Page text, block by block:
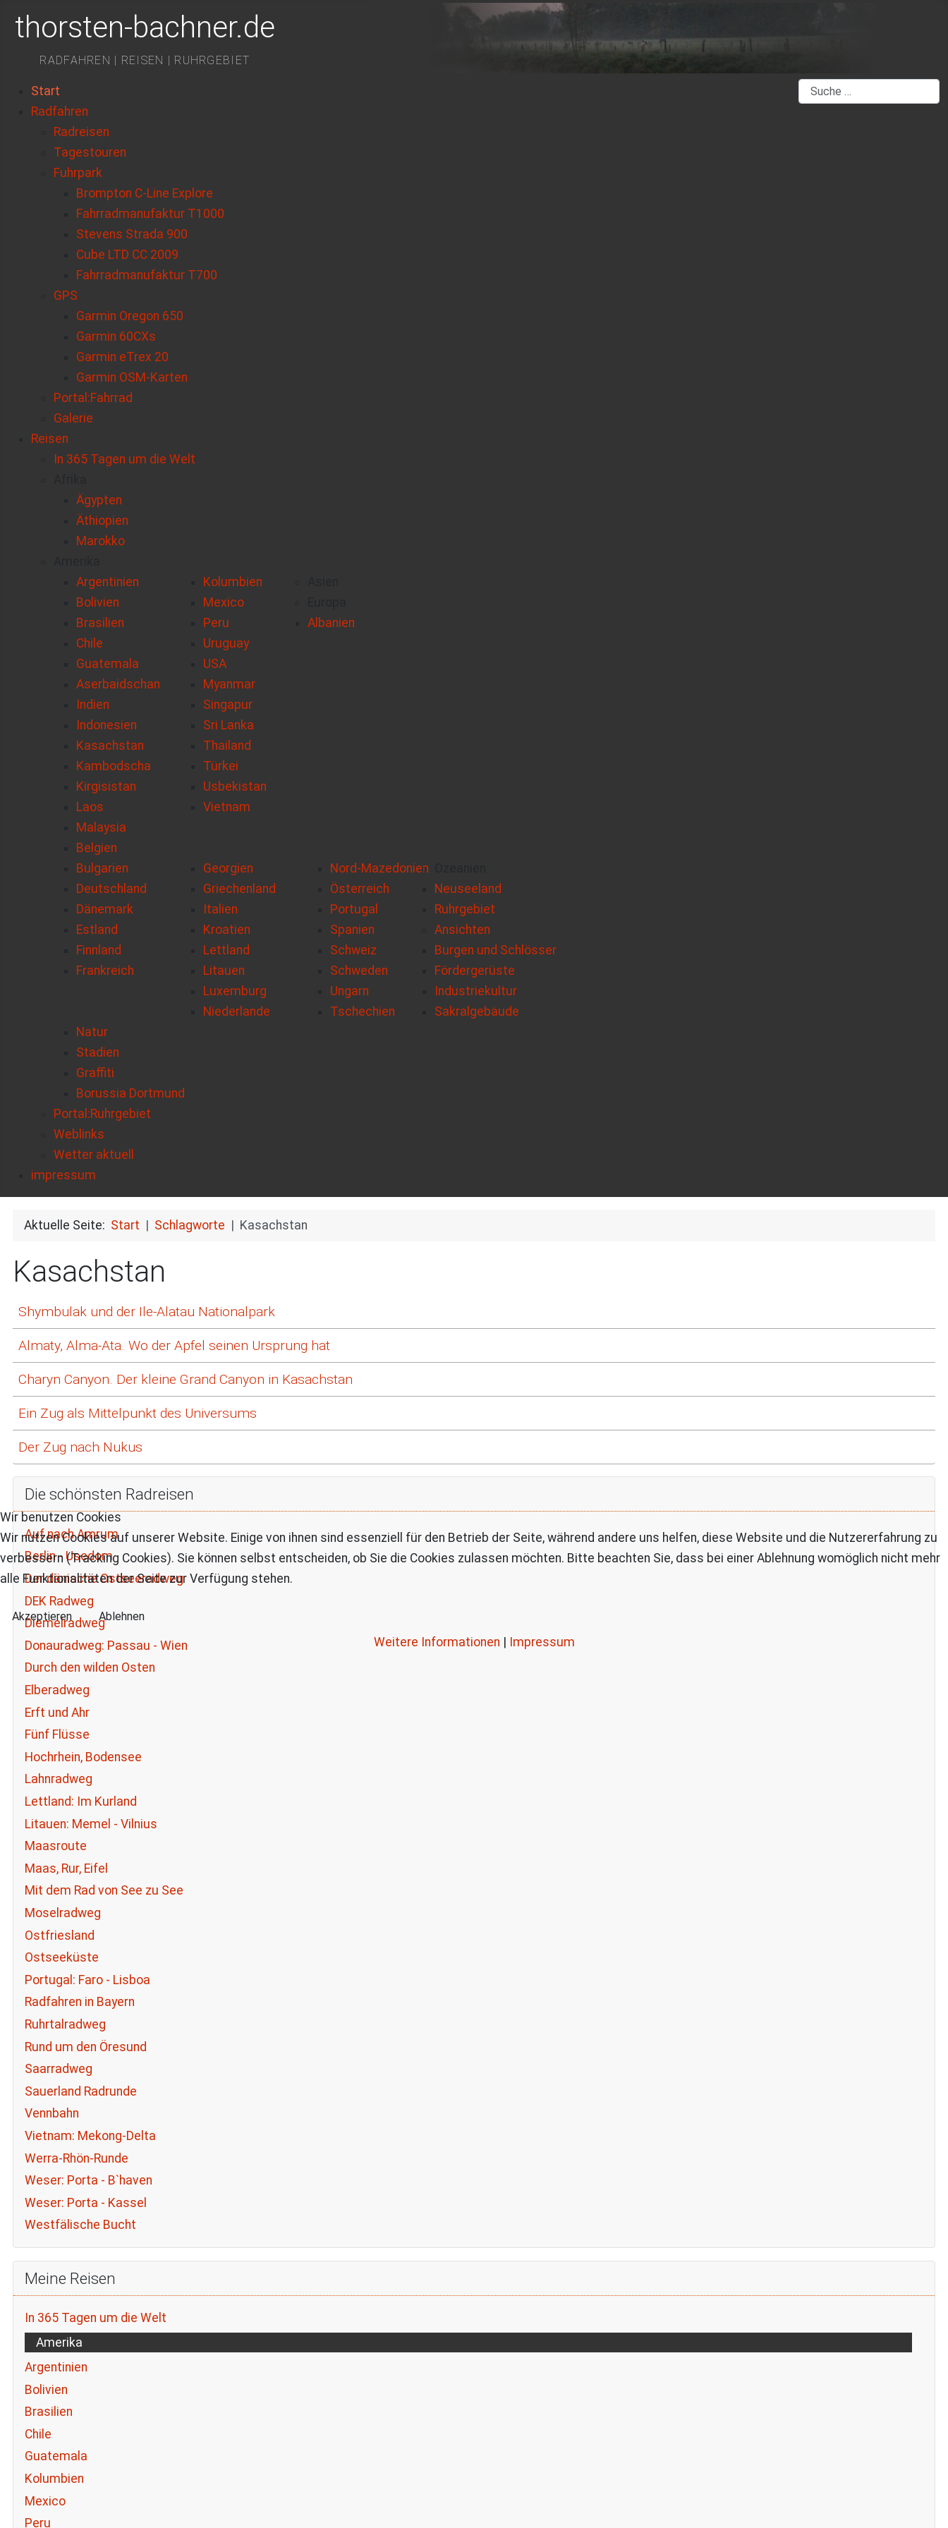
thorsten-bachner.de
RADFAHREN | REISEN | RUHRGEBIET
Start
Radfahren
Radreisen
Tagestouren
Fuhrpark
Brompton C-Line Explore
Fahrradmanufaktur T1000
Stevens Strada 900
Cube LTD CC 2009
Fahrradmanufaktur T700
GPS
Garmin Oregon 650
Garmin 60CXs
Garmin eTrex 20
Garmin OSM-Karten
Portal:Fahrrad
Galerie
Reisen
In 365 Tagen um die Welt
Ägypten
Äthiopien
Marokko
Argentinien
Bolivien
Brasilien
Chile
Guatemala
Kolumbien
Mexico
Peru
Uruguay
USA
Aserbaidschan
Indien
Indonesien
Kasachstan
Kambodscha
Kirgisistan
Laos
Malaysia
Myanmar
Singapur
Sri Lanka
Thailand
Türkei
Usbekistan
Vietnam
Albanien
Belgien
Bulgarien
Deutschland
Dänemark
Estland
Finnland
Frankreich
Georgien
Griechenland
Italien
Kroatien
Lettland
Litauen
Luxemburg
Niederlande
Nord-Mazedonien
Österreich
Portugal
Spanien
Schweiz
Schweden
Ungarn
Tschechien
Neuseeland
Ruhrgebiet
Ansichten
Burgen und Schlösser
Fördergerüste
Industriekultur
Sakralgebäude
Natur
Stadien
Graffiti
Borussia Dortmund
Portal:Ruhrgebiet
Weblinks
Wetter aktuell
impressum
Suchen
Aktuelle Seite: Start Schlagworte Kasachstan
Kasachstan
Shymbulak und der Ile-Alatau Nationalpark
Almaty, Alma-Ata. Wo der Apfel seinen Ursprung hat
Charyn Canyon. Der kleine Grand Canyon in Kasachstan
Ein Zug als Mittelpunkt des Universums
Der Zug nach Nukus
Die schönsten Radreisen
Auf nach Amrum
Berlin - Usedom
Der dänische Ostseeradweg
DEK Radweg
Diemelradweg
Donauradweg: Passau - Wien
Durch den wilden Osten
Elberadweg
Erft und Ahr
Fünf Flüsse
Hochrhein, Bodensee
Lahnradweg
Lettland: Im Kurland
Litauen: Memel - Vilnius
Maasroute
Maas, Rur, Eifel
Mit dem Rad von See zu See
Moselradweg
Ostfriesland
Ostseeküste
Portugal: Faro - Lisboa
Radfahren in Bayern
Ruhrtalradweg
Rund um den Öresund
Saarradweg
Sauerland Radrunde
Vennbahn
Vietnam: Mekong-Delta
Werra-Rhön-Runde
Weser: Porta - B`haven
Weser: Porta - Kassel
Westfälische Bucht
Meine Reisen
In 365 Tagen um die Welt
Amerika
Argentinien
Bolivien
Brasilien
Chile
Guatemala
Kolumbien
Mexico
Peru
Wir benutzen Cookies
Wir nutzen Cookies auf unserer Website. Einige von ihnen sind essenziell für den Betrieb der Seite, während andere uns helfen, diese Website und die Nutzererfahrung zu
verbessern (Tracking Cookies). Sie können selbst entscheiden, ob Sie die Cookies zulassen möchten. Bitte beachten Sie, dass bei einer Ablehnung womöglich nicht mehr
alle Funktionalitäten der Seite zur Verfügung stehen.
Akzeptieren Ablehnen
Weitere Informationen Impressum